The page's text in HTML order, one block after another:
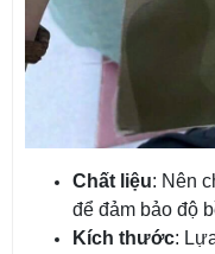
Chất liệu: Nên
để đảm bảo độ
Kích thước: